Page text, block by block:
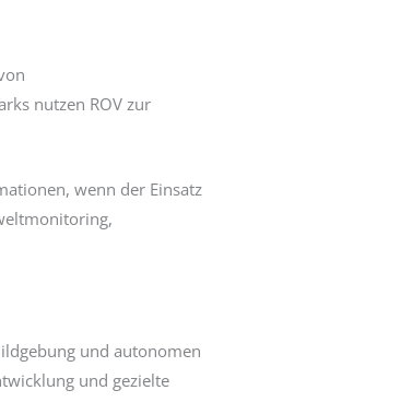
nutzen ROV zur
wenn der Einsatz
und autonomen
und gezielte